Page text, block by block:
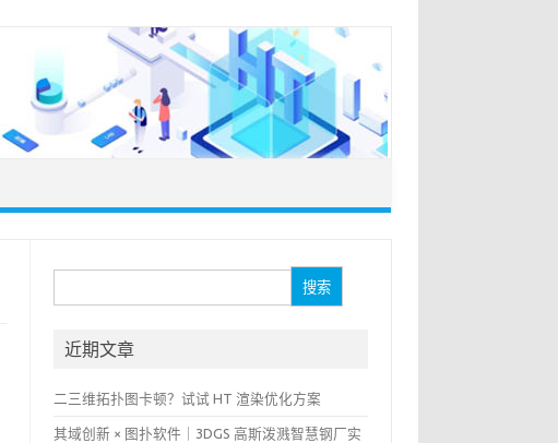
索：
近期文章
二三维拓扑图卡顿？试试 HT 渲染优化方案
其域创新 × 图扑软件｜3DGS 高斯泼溅智慧钢厂实